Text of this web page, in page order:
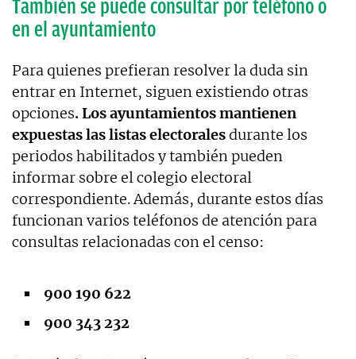
También se puede consultar por teléfono o
en el ayuntamiento
Para quienes prefieran resolver la duda sin
entrar en Internet, siguen existiendo otras
opciones. Los ayuntamientos mantienen
expuestas las listas electoralesdurante los
periodos habilitados y también pueden
informar sobre el colegio electoral
correspondiente. Además, durante estos días
funcionan varios teléfonos de atención para
consultas relacionadas con el censo:
900 190 622
900 343 232